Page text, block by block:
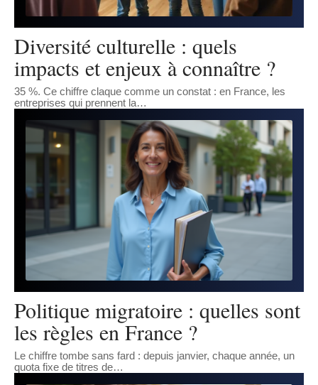
Diversité culturelle : quels
impacts et enjeux à connaître ?
35 %. Ce chiffre claque comme un constat : en France, les
entreprises qui prennent la…
Politique migratoire : quelles sont
les règles en France ?
Le chiffre tombe sans fard : depuis janvier, chaque année, un
quota fixe de titres de…